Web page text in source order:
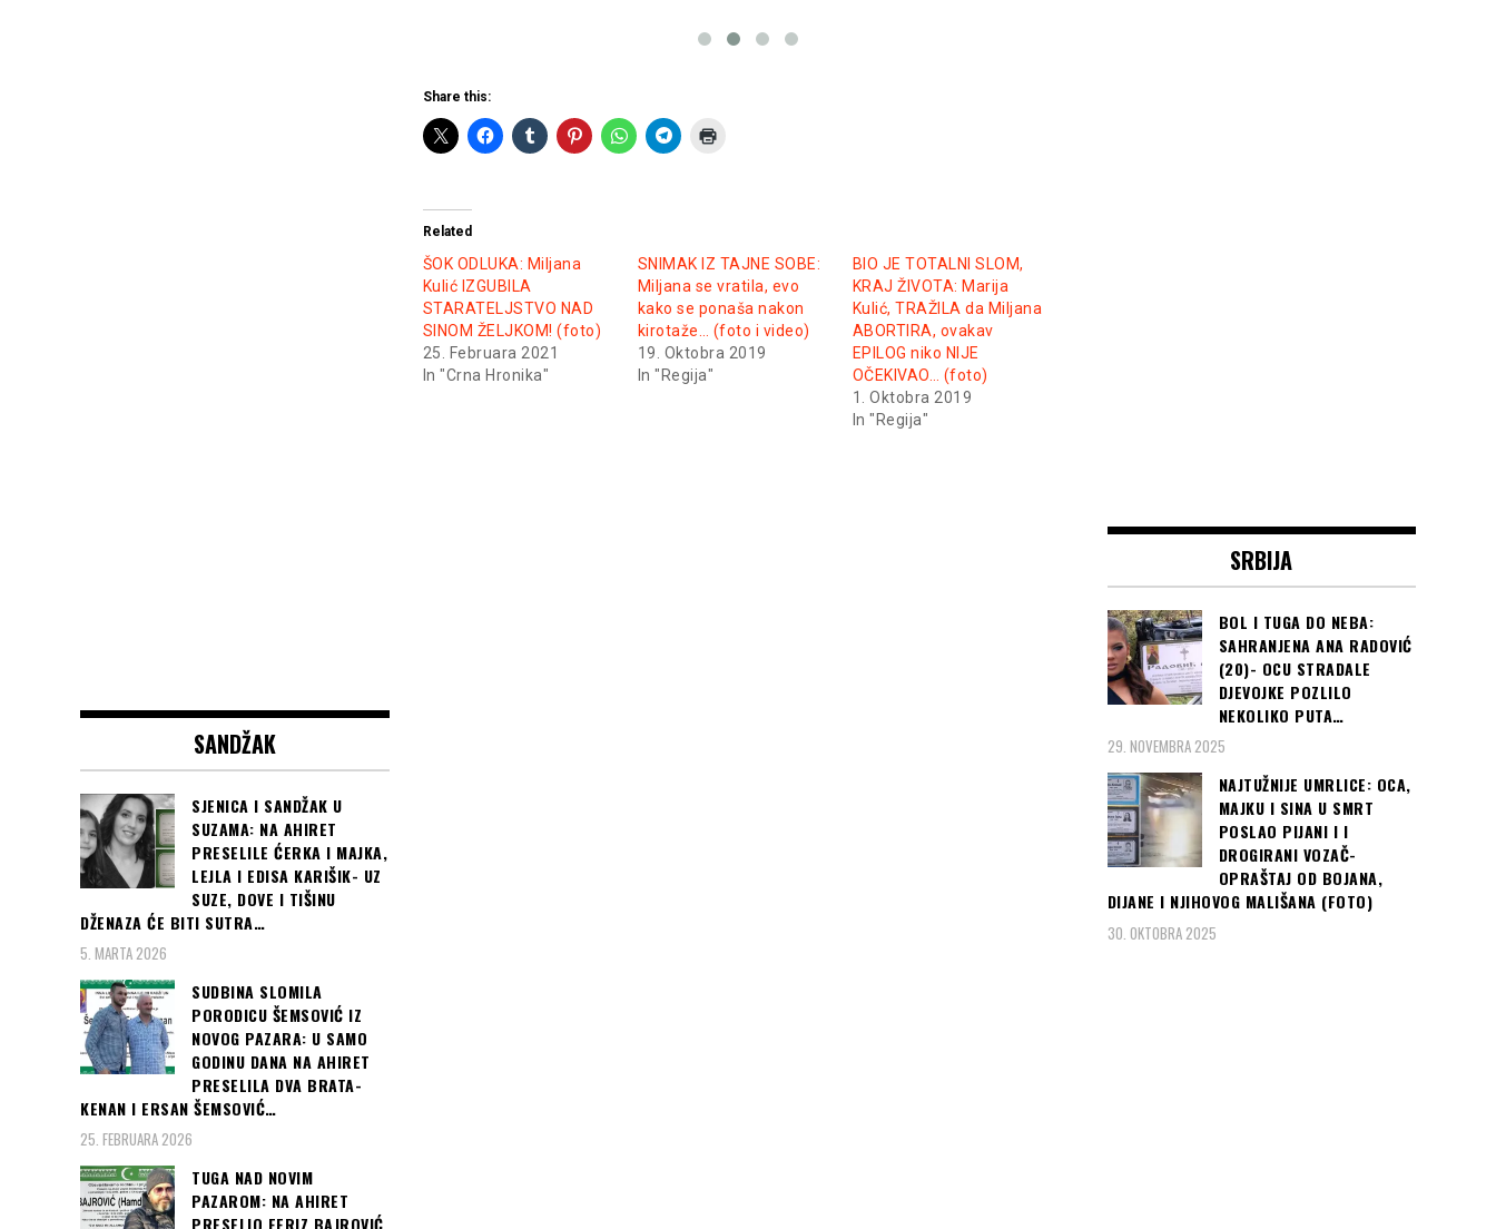
Share this:
Related
ŠOK ODLUKA: Miljana
Kulić IZGUBILA
STARATELJSTVO NAD
SINOM ŽELJKOM! (foto)
25. Februara 2021
In "Crna Hronika"
SNIMAK IZ TAJNE SOBE:
Miljana se vratila, evo
kako se ponaša nakon
kirotaže… (foto i video)
19. Oktobra 2019
In "Regija"
BIO JE TOTALNI SLOM,
KRAJ ŽIVOTA: Marija
Kulić, TRAŽILA da Miljana
ABORTIRA, ovakav
EPILOG niko NIJE
OČEKIVAO… (foto)
1. Oktobra 2019
In "Regija"
SANDŽAK
SJENICA I SANDŽAK U
SUZAMA: NA AHIRET
PRESELILE ĆERKA I MAJKA,
LEJLA I EDISA KARIŠIK- UZ
SUZE, DOVE I TIŠINU
DŽENAZA ĆE BITI SUTRA…
5. MARTA 2026
SUDBINA SLOMILA
PORODICU ŠEMSOVIĆ IZ
NOVOG PAZARA: U SAMO
GODINU DANA NA AHIRET
PRESELILA DVA BRATA-
KENAN I ERSAN ŠEMSOVIĆ…
25. FEBRUARA 2026
TUGA NAD NOVIM
PAZAROM: NA AHIRET
SRBIJA
BOL I TUGA DO NEBA:
SAHRANJENA ANA RADOVIĆ
(20)- OCU STRADALE
DJEVOJKE POZLILO
NEKOLIKO PUTA…
29. NOVEMBRA 2025
NAJTUŽNIJE UMRLICE: OCA,
MAJKU I SINA U SMRT
POSLAO PIJANI I I
DROGIRANI VOZAČ-
OPRAŠTAJ OD BOJANA,
DIJANE I NJIHOVOG MALIŠANA (FOTO)
30. OKTOBRA 2025